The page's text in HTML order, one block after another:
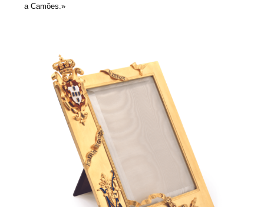
a Camões.»